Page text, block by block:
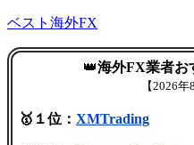
ベスト海外FX
👑海外FX業者お
【2026年
🥇１位： XMTrading